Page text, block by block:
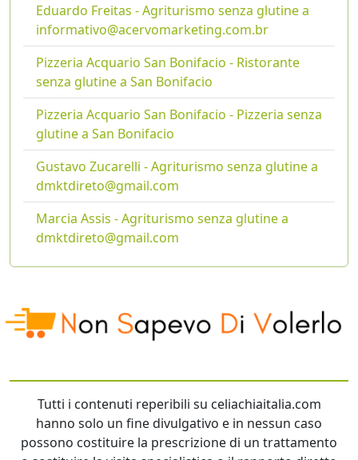
Eduardo Freitas - Agriturismo senza glutine a
informativo@acervomarketing.com.br
Pizzeria Acquario San Bonifacio - Ristorante
senza glutine a San Bonifacio
Pizzeria Acquario San Bonifacio - Pizzeria senza
glutine a San Bonifacio
Gustavo Zucarelli - Agriturismo senza glutine a
dmktdireto@gmail.com
Marcia Assis - Agriturismo senza glutine a
dmktdireto@gmail.com
Tutti i contenuti reperibili su celiachiaitalia.com
hanno solo un fine divulgativo e in nessun caso
possono costituire la prescrizione di un trattamento